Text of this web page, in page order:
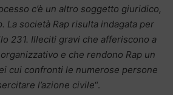
c’è un altro soggetto giuridico,
La società Rap risulta indagata per
231. Illeciti gravi che afferiscono a
e che rendono Rap un
cui confronti le numerose persone
l’azione civile“.